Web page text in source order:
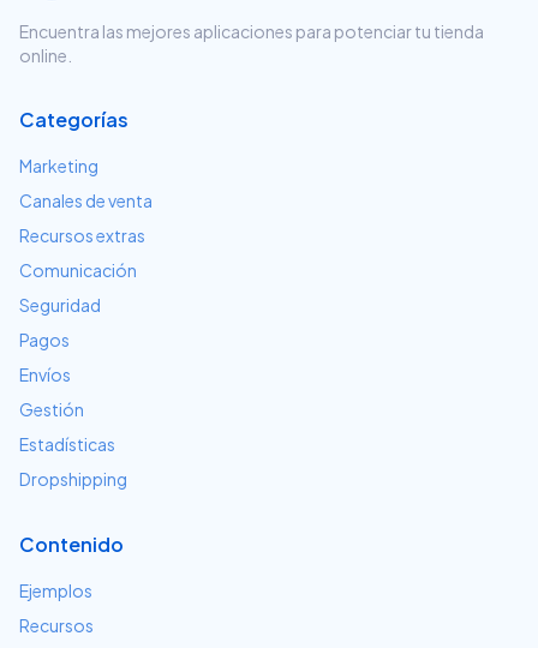
Encuentra las mejores aplicaciones para potenciar tu tienda
online.
Categorías
Marketing
Canales de venta
Recursos extras
Comunicación
Seguridad
Pagos
Envíos
Gestión
Estadísticas
Dropshipping
Contenido
Ejemplos
Recursos